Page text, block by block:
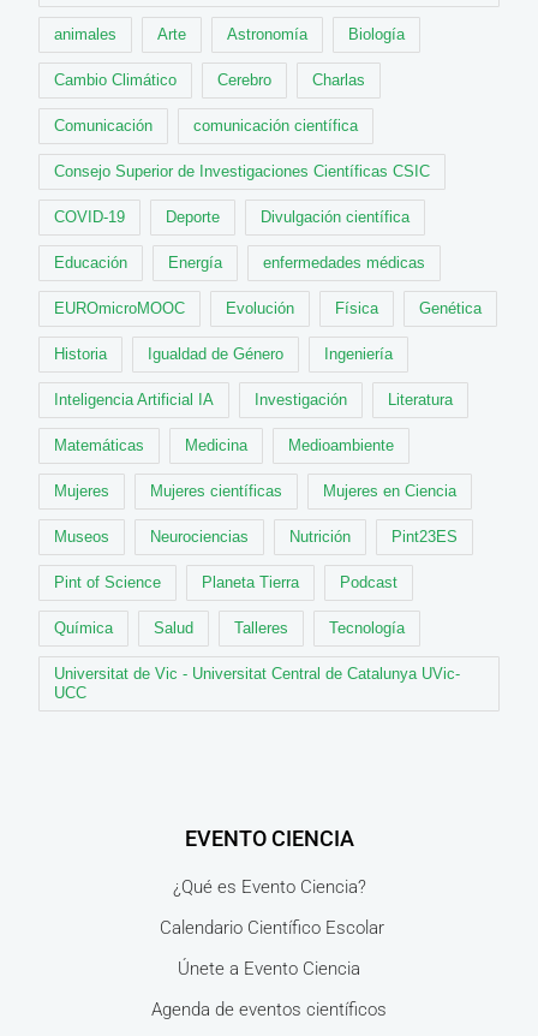
animales Arte Astronomía Biología
Cambio Climático Cerebro Charlas
Comunicación comunicación científica
Consejo Superior de Investigaciones Científicas CSIC
COVID-19 Deporte Divulgación científica
Educación Energía enfermedades médicas
EUROmicroMOOC Evolución Física Genética
Historia Igualdad de Género Ingeniería
Inteligencia Artificial IA Investigación Literatura
Matemáticas Medicina Medioambiente
Mujeres Mujeres científicas Mujeres en Ciencia
Museos Neurociencias Nutrición Pint23ES
Pint of Science Planeta Tierra Podcast
Química Salud Talleres Tecnología
Universitat de Vic - Universitat Central de Catalunya UVic-
UCC
EVENTO CIENCIA
¿Qué es Evento Ciencia?
Calendario Científico Escolar
Únete a Evento Ciencia
Agenda de eventos científicos